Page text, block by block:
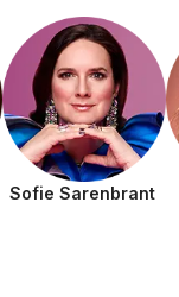
Sofie Sarenbrant